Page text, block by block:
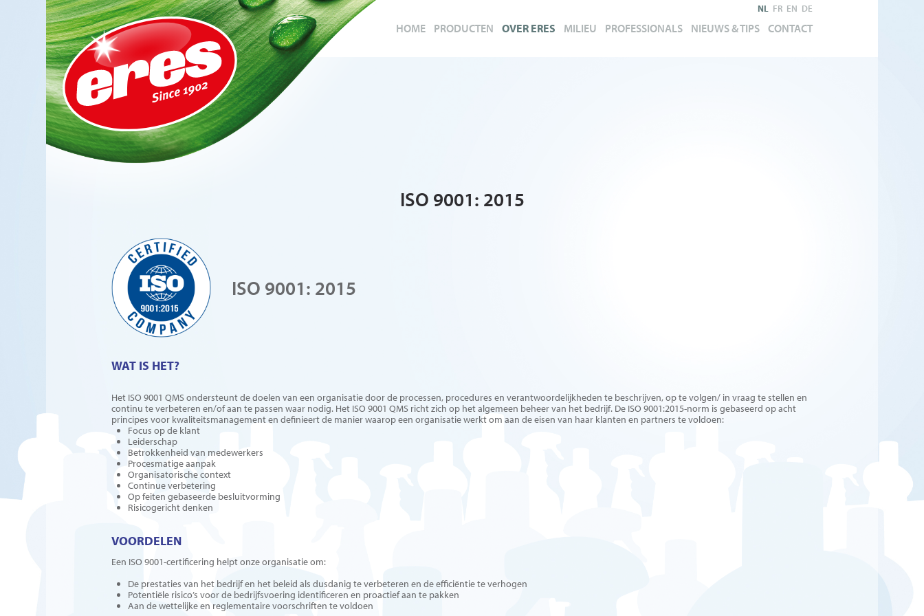
HOME PRODUCTEN OVER ERES MILIEU PROFESSIONALS NIEUWS & TIPS CONTACT
NL FR EN DE
ISO 9001: 2015
ISO 9001: 2015
WAT IS HET?
Het ISO 9001 QMS ondersteunt de doelen van een organisatie door de processen, procedures en verantwoordelijkheden te beschrijven, op te volgen/ in vraag te stellen en
continu te verbeteren en/of aan te passen waar nodig. Het ISO 9001 QMS richt zich op het algemeen beheer van het bedrijf. De ISO 9001:2015-norm is gebaseerd op acht
principes voor kwaliteitsmanagement en definieert de manier waarop een organisatie werkt om aan de eisen van haar klanten en partners te voldoen:
Focus op de klant
Leiderschap
Betrokkenheid van medewerkers
Procesmatige aanpak
Organisatorische context
Continue verbetering
Op feiten gebaseerde besluitvorming
Risicogericht denken
VOORDELEN
Een ISO 9001-certificering helpt onze organisatie om:
De prestaties van het bedrijf en het beleid als dusdanig te verbeteren en de efficiëntie te verhogen
Potentiële risico’s voor de bedrijfsvoering identificeren en proactief aan te pakken
Aan de wettelijke en reglementaire voorschriften te voldoen